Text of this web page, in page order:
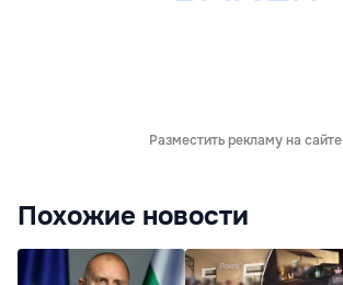
Разместить рекламу на сайте
Похожие новости